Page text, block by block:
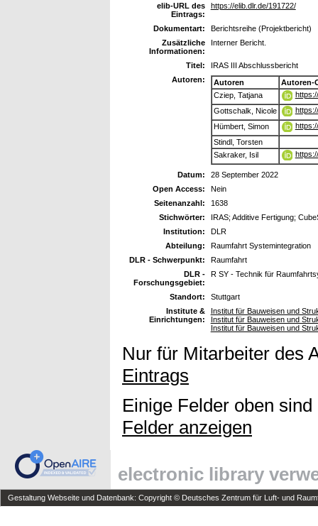
elib-URL des
Eintrags:
https://elib.dlr.de/191722/
Dokumentart:
Berichtsreihe (Projektbericht)
Zusätzliche
Informationen:
Interner Bericht.
Titel:
IRAS III Abschlussbericht
Autoren:
Autoren
Autoren-
Cziep, Tatjana
Gottschalk, Nicole
Hümbert, Simon
Stindl, Torsten
Sakraker, Isil
Datum:
28 September 2022
Open Access:
Nein
Seitenanzahl:
1638
Stichwörter:
IRAS; Additive Fertigung;
Institution:
DLR
Abteilung:
Raumfahrt Systemintegration
DLR - Schwerpunkt:
Raumfahrt
DLR -
Forschungsgebiet:
R SY - Technik für
Standort:
Stuttgart
Institute &
Einrichtungen:
Institut für Bauweisen und
Institut für Bauweisen und
Institut für Bauweisen und
Nur für Mitarbeiter des
Eintrags
Einige Felder oben
Felder anzeigen
electronic library
Gestaltung Webseite und Datenbank: Copyright © Deutsches Zentrum für Luft- und